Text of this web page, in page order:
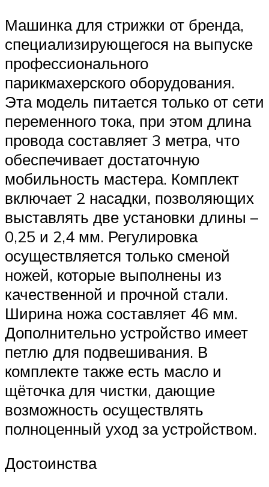
Машинка для стрижки от бренда,
специализирующегося на выпуске
профессионального
парикмахерского оборудования.
Эта модель питается только от сети
переменного тока, при этом длина
провода составляет 3 метра, что
обеспечивает достаточную
мобильность мастера. Комплект
включает 2 насадки, позволяющих
выставлять две установки длины –
0,25 и 2,4 мм. Регулировка
осуществляется только сменой
ножей, которые выполнены из
качественной и прочной стали.
Ширина ножа составляет 46 мм.
Дополнительно устройство имеет
петлю для подвешивания. В
комплекте также есть масло и
щёточка для чистки, дающие
возможность осуществлять
полноценный уход за устройством.
Достоинства